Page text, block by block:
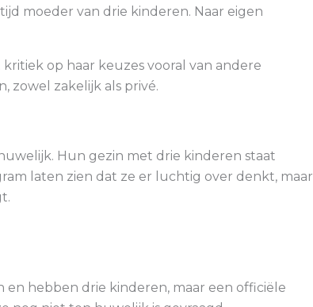
moeder van drie kinderen. Naar eigen
op haar keuzes vooral van andere
zowel zakelijk als privé.
Hun gezin met drie kinderen staat
laten zien dat ze er luchtig over denkt, maar
en hebben drie kinderen, maar een officiële